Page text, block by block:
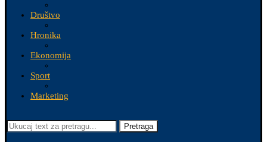
Društvo
Hronika
Ekonomija
Sport
Marketing
Pretraga